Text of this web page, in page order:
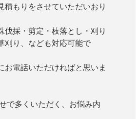
積もりをさせていただいおり
伐採・剪定・枝落とし・刈り
刈り、なども対応可能で
お電話いただければと思いま
で多くいただく、お悩み内